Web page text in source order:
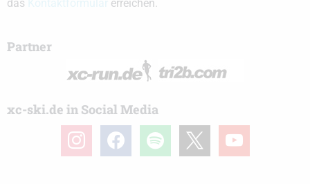
das
erreichen.
Partner
xc-ski.de in Social Media
instagramfacebook spotify youtube